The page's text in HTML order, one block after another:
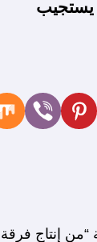
يستجيب